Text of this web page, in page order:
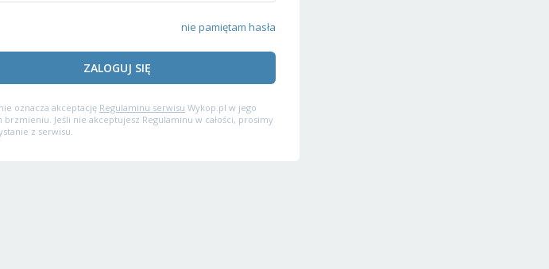
nie pamiętam hasła
ZALOGUJ SIĘ
oznacza akceptację Regulaminu serwisu Wykop.pl w jego
brzmieniu. Jeśli nie akceptujesz Regulaminu w całości, prosimy
z serwisu.